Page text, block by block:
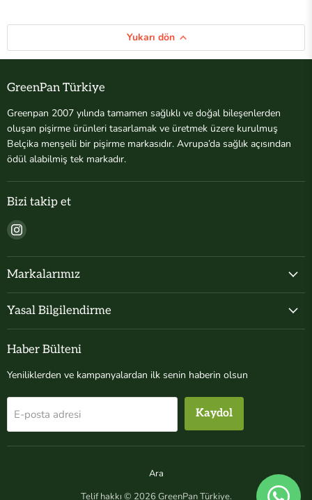
Yukarı dön
GreenPan Türkiye
Greenpan 2007 yılında tamamen sağlıklı ve doğal bileşenlerden
oluşan pişirme ürünleri tasarlamak ve üretmek üzere kurulmuş
Belçika menşeili bir pişirme markasıdır. Avrupa’da sağlık açısından
ödül alabilmiş tek markadır.
Bizi takip et
Bizi
bul
Markalarımız
Yasal Bilgilendirme
Haber Bülteni
Yeniliklerden ve kampanyalardan ilk senin haberin olsun
E-posta adresi Kaydol
Ara
Telif hakkı © 2026 GreenPan Türkiye.